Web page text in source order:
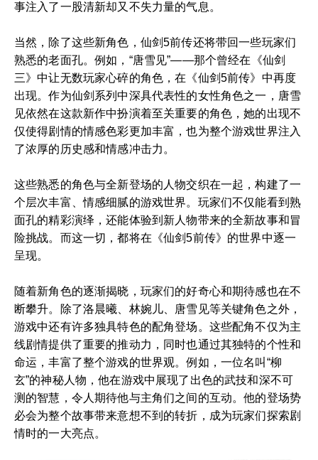
事注入了一股清新却又不失力量的气息。
当然，除了这些新角色，仙剑5前传还将带回一些玩家们
熟悉的老面孔。例如，“唐雪见”——那个曾经在《仙剑
三》中让无数玩家心碎的角色，在《仙剑5前传》中再度
出现。作为仙剑系列中深具代表性的女性角色之一，唐雪
见依然在这款新作中扮演着至关重要的角色，她的出现不
仅使得剧情的情感色彩更加丰富，也为整个游戏世界注入
了浓厚的历史感和情感冲击力。
这些熟悉的角色与全新登场的人物交织在一起，构建了一
个层次丰富、情感细腻的游戏世界。玩家们不仅能看到熟
面孔的精彩演绎，还能体验到新人物带来的全新故事和冒
险挑战。而这一切，都将在《仙剑5前传》的世界中逐一
呈现。
随着新角色的逐渐揭晓，玩家们的好奇心和期待感也在不
断攀升。除了洛晨曦、林婉儿、唐雪见等关键角色之外，
游戏中还有许多独具特色的配角登场。这些配角不仅为主
线剧情提供了重要的推动力，同时也通过其独特的个性和
命运，丰富了整个游戏的世界观。例如，一位名叫“柳
玄”的神秘人物，他在游戏中展现了出色的武技和深不可
测的智慧，令人期待他与主角们之间的互动。他的登场势
必会为整个故事带来意想不到的转折，成为玩家们探索剧
情时的一大亮点。